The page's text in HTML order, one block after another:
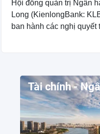
Hội đồng quản trị Ngân
Long (KienlongBank:
ban hành các nghị quyết
Tài chính -